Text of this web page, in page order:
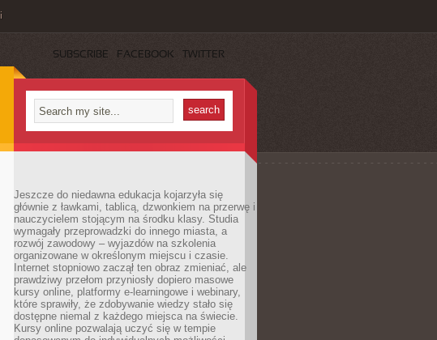
SUBSCRIBE FACEBOOK TWITTER
Jeszcze do niedawna edukacja kojarzyła się
głównie z ławkami, tablicą, dzwonkiem na przerwę i
nauczycielem stojącym na środku klasy. Studia
wymagały przeprowadzki do innego miasta, a
rozwój zawodowy – wyjazdów na szkolenia
organizowane w określonym miejscu i czasie.
Internet stopniowo zaczął ten obraz zmieniać, ale
prawdziwy przełom przyniosły dopiero masowe
kursy online, platformy e-learningowe i webinary,
które sprawiły, że zdobywanie wiedzy stało się
dostępne niemal z każdego miejsca na świecie.
Kursy online pozwalają uczyć się w tempie